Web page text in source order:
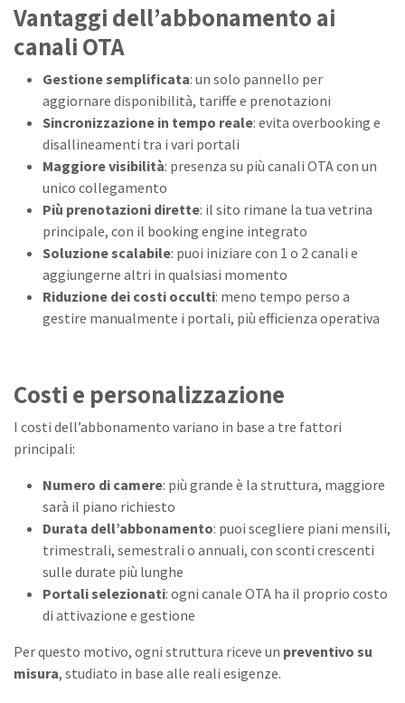
Vantaggi dell’abbonamento ai
canali OTA
Gestione semplificata: un solo pannello per
aggiornare disponibilità, tariffe e prenotazioni
Sincronizzazione in tempo reale: evita overbooking e
disallineamenti tra i vari portali
Maggiore visibilità: presenza su più canali OTA con un
unico collegamento
Più prenotazioni dirette: il sito rimane la tua vetrina
principale, con il booking engine integrato
Soluzione scalabile: puoi iniziare con 1 o 2 canali e
aggiungerne altri in qualsiasi momento
Riduzione dei costi occulti: meno tempo perso a
gestire manualmente i portali, più efficienza operativa
Costi e personalizzazione
I costi dell’abbonamento variano in base a tre fattori
principali:
Numero di camere: più grande è la struttura, maggiore
sarà il piano richiesto
Durata dell’abbonamento: puoi scegliere piani mensili,
trimestrali, semestrali o annuali, con sconti crescenti
sulle durate più lunghe
Portali selezionati: ogni canale OTA ha il proprio costo
di attivazione e gestione
Per questo motivo, ogni struttura riceve un preventivo su
misura, studiato in base alle reali esigenze.